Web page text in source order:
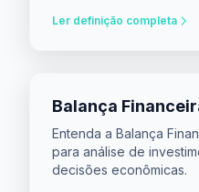
Ler definição completa
Balança
Entenda a Balança
para análise de
decisões econômicas.